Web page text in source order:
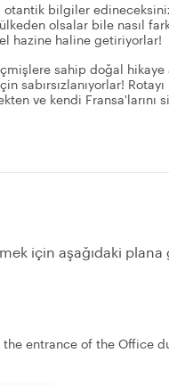
bilgiler
olsalar bile nasıl
hazine haline getiriyorlar!
sahip doğal hikaye
sabırsızlanıyorlar!
ve kendi Fransa'larını
için aşağıdaki
entrance of the Office